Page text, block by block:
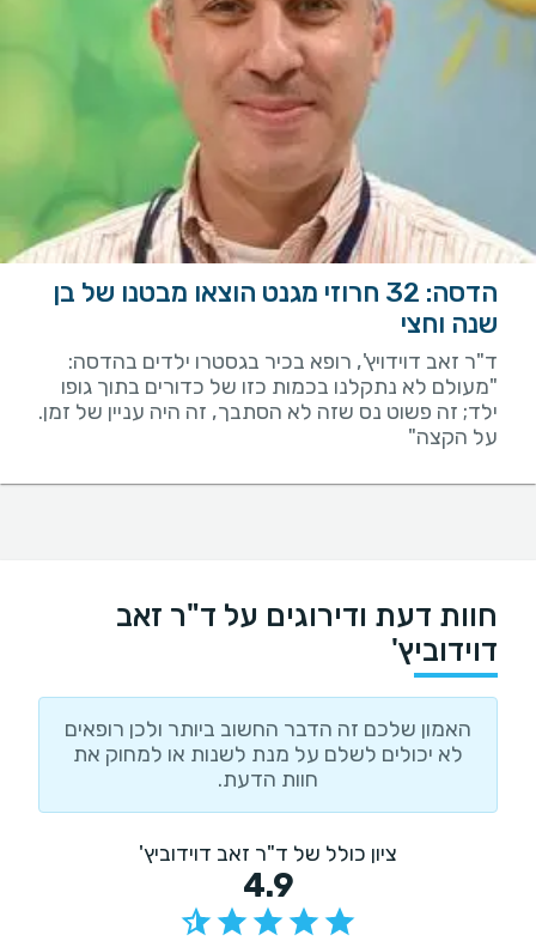
הדסה: 32 חרוזי מגנט הוצאו מבטנו של בן
שנה וחצי
ד"ר זאב דוידויץ', רופא בכיר בגסטרו ילדים בהדסה:
"מעולם לא נתקלנו בכמות כזו של כדורים בתוך גופו
ילד; זה פשוט נס שזה לא הסתבך, זה היה עניין של זמן.
על הקצה"
חוות דעת ודירוגים על ד"ר זאב
דוידוביץ'
האמון שלכם זה הדבר החשוב ביותר ולכן רופאים
לא יכולים לשלם על מנת לשנות או למחוק את
חוות הדעת.
ציון כולל של ד"ר זאב דוידוביץ'
4.9